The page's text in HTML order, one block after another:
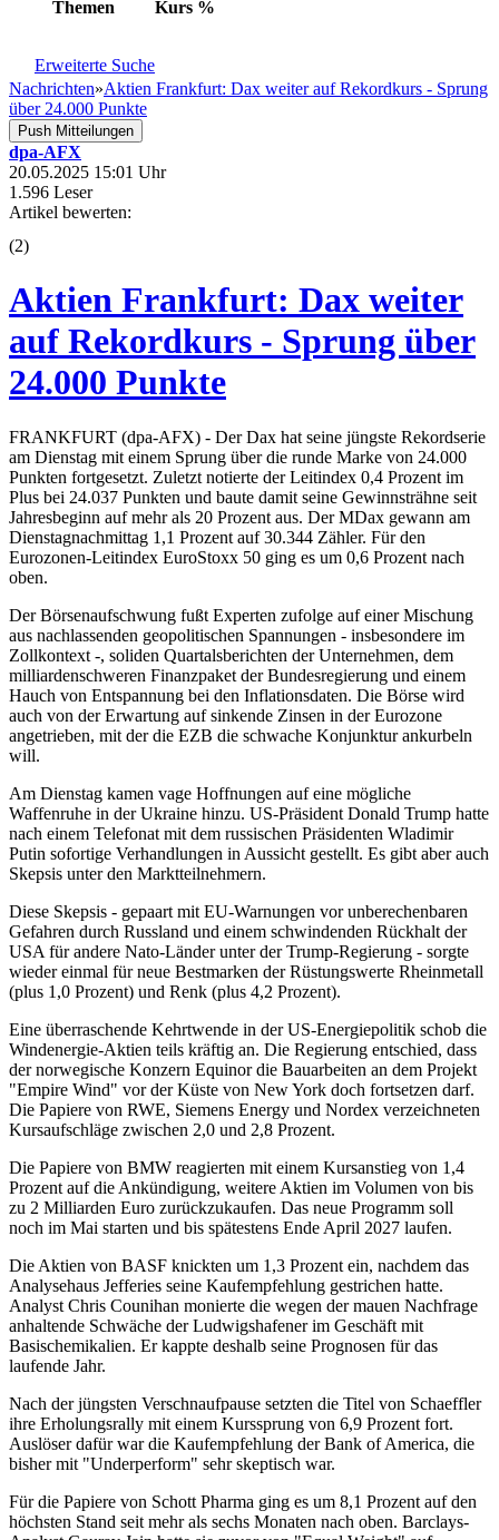
Themen Kurs %
Erweiterte Suche
Nachrichten»Aktien Frankfurt: Dax weiter auf Rekordkurs - Sprung
über 24.000 Punkte
Push Mitteilungen
dpa-AFX
20.05.2025 15:01 Uhr
1.596 Leser
Artikel bewerten:
(2)
Aktien Frankfurt: Dax weiter
auf Rekordkurs - Sprung über
24.000 Punkte
FRANKFURT (dpa-AFX) - Der Dax hat seine jüngste Rekordserie
am Dienstag mit einem Sprung über die runde Marke von 24.000
Punkten fortgesetzt. Zuletzt notierte der Leitindex 0,4 Prozent im
Plus bei 24.037 Punkten und baute damit seine Gewinnsträhne seit
Jahresbeginn auf mehr als 20 Prozent aus. Der MDax gewann am
Dienstagnachmittag 1,1 Prozent auf 30.344 Zähler. Für den
Eurozonen-Leitindex EuroStoxx 50 ging es um 0,6 Prozent nach
oben.
Der Börsenaufschwung fußt Experten zufolge auf einer Mischung
aus nachlassenden geopolitischen Spannungen - insbesondere im
Zollkontext -, soliden Quartalsberichten der Unternehmen, dem
milliardenschweren Finanzpaket der Bundesregierung und einem
Hauch von Entspannung bei den Inflationsdaten. Die Börse wird
auch von der Erwartung auf sinkende Zinsen in der Eurozone
angetrieben, mit der die EZB die schwache Konjunktur ankurbeln
will.
Am Dienstag kamen vage Hoffnungen auf eine mögliche
Waffenruhe in der Ukraine hinzu. US-Präsident Donald Trump hatte
nach einem Telefonat mit dem russischen Präsidenten Wladimir
Putin sofortige Verhandlungen in Aussicht gestellt. Es gibt aber auch
Skepsis unter den Marktteilnehmern.
Diese Skepsis - gepaart mit EU-Warnungen vor unberechenbaren
Gefahren durch Russland und einem schwindenden Rückhalt der
USA für andere Nato-Länder unter der Trump-Regierung - sorgte
wieder einmal für neue Bestmarken der Rüstungswerte Rheinmetall
(plus 1,0 Prozent) und Renk (plus 4,2 Prozent).
Eine überraschende Kehrtwende in der US-Energiepolitik schob die
Windenergie-Aktien teils kräftig an. Die Regierung entschied, dass
der norwegische Konzern Equinor die Bauarbeiten an dem Projekt
"Empire Wind" vor der Küste von New York doch fortsetzen darf.
Die Papiere von RWE, Siemens Energy und Nordex verzeichneten
Kursaufschläge zwischen 2,0 und 2,8 Prozent.
Die Papiere von BMW reagierten mit einem Kursanstieg von 1,4
Prozent auf die Ankündigung, weitere Aktien im Volumen von bis
zu 2 Milliarden Euro zurückzukaufen. Das neue Programm soll
noch im Mai starten und bis spätestens Ende April 2027 laufen.
Die Aktien von BASF knickten um 1,3 Prozent ein, nachdem das
Analysehaus Jefferies seine Kaufempfehlung gestrichen hatte.
Analyst Chris Counihan monierte die wegen der mauen Nachfrage
anhaltende Schwäche der Ludwigshafener im Geschäft mit
Basischemikalien. Er kappte deshalb seine Prognosen für das
laufende Jahr.
Nach der jüngsten Verschnaufpause setzten die Titel von Schaeffler
ihre Erholungsrally mit einem Kurssprung von 6,9 Prozent fort.
Auslöser dafür war die Kaufempfehlung der Bank of America, die
bisher mit "Underperform" sehr skeptisch war.
Für die Papiere von Schott Pharma ging es um 8,1 Prozent auf den
höchsten Stand seit mehr als sechs Monaten nach oben. Barclays-